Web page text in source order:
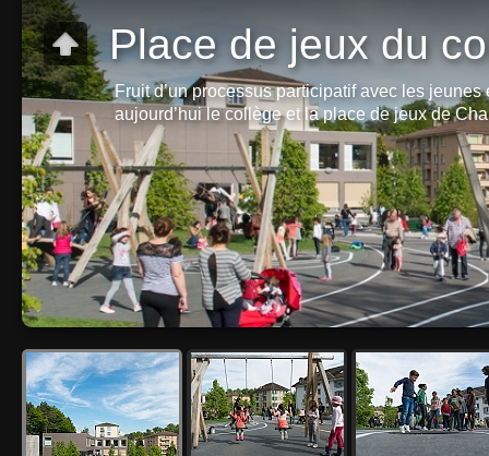
Place de jeux du
Fruit d’un processus participatif avec les
aujourd’hui le collège et la place de jeux de